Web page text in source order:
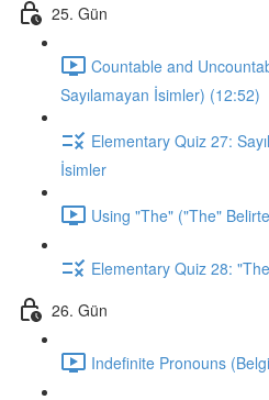
25. Gün
Countable and
Sayılamayan İsimler) (12:52)
Elementary Quiz 27:
İsimler
Using "The" ("The"
Elementary Quiz 28:
26. Gün
Indefinite Pronouns